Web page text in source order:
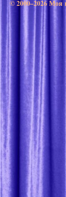
© 2000–2026 Моя